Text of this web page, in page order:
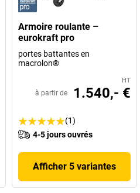
Armoire roulante –
eurokraft pro
portes battantes en
macrolon®
HT
à partir de 1.540,- €
(1)
4-5 jours ouvrés
Afficher 5 variantes